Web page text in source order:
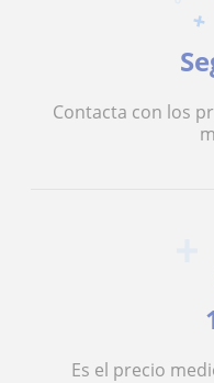
Contacta con los
Es el precio